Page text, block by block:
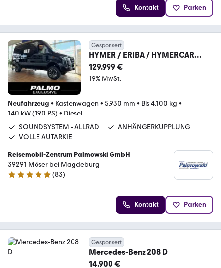
Kontakt Parken
Gesponsert
HYMER / ERIBA / HYMERCAR
Grand Canyon S - MB 600 - 4x4 -
MEGA DEAL!!!
129.999 €
19% MwSt.
Neufahrzeug • Kastenwagen • 5.930 mm • Bis 4.100 kg •
140 kW (190 PS) • Diesel
SOUNDSYSTEM - ALLRAD
ANHÄNGERKUPPLUNG
VOLLE AUTARKIE
Reisemobil-Zentrum Palmowski GmbH
39291 Möser bei Magdeburg
4.9 Sterne
(83)
Kontakt Parken
Gesponsert
Mercedes-Benz 208 D
14.900 €